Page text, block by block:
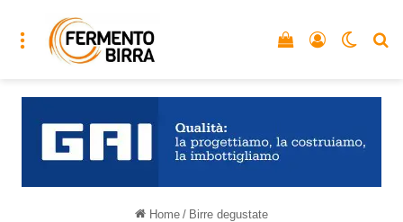
Menu Accedi
Vedi il carrello
Home / Birre degustate